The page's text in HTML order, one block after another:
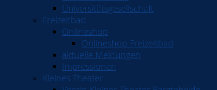
Universitätsgesellschaft
Freizeitbad
Onlineshop
Onlineshop Freizeitbad
aktuelle Meldungen
Impressionen
Kleines Theater